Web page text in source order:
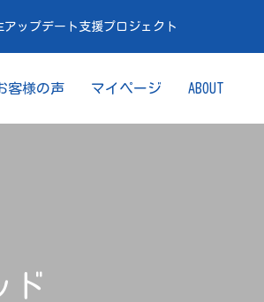
ップデート支援プロジェクト
客様の声 マイページ ABOUT
ド